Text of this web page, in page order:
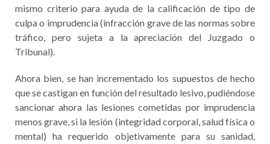
mismo criterio para ayuda de la calificación de tipo de
culpa o imprudencia (infracción grave de las normas sobre
tráfico, pero sujeta a la apreciación del Juzgado o
Tribunal).
Ahora bien, se han incrementado los supuestos de hecho
que se castigan en función del resultado lesivo, pudiéndose
sancionar ahora las lesiones cometidas por imprudencia
menos grave, si la lesión (integridad corporal, salud física o
mental) ha requerido objetivamente para su sanidad,